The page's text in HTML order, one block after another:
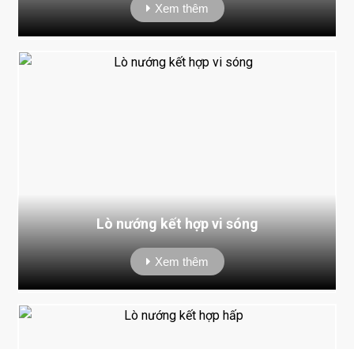
Xem thêm
Lò nướng kết hợp vi sóng
Xem thêm